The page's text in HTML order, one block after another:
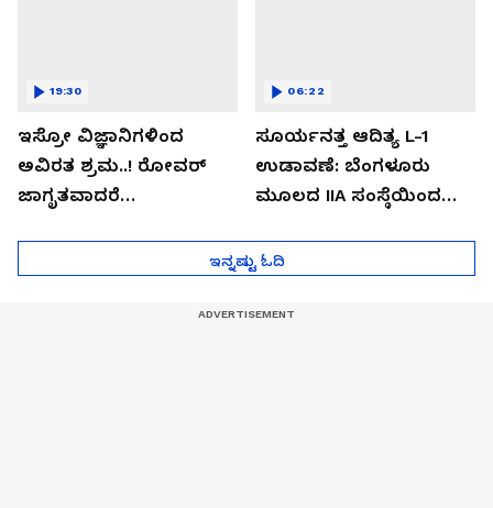
ಇಸ್ರೋ ವಿಜ್ಞಾನಿಗಳಿಂದ
ಅವಿರತ ಶ್ರಮ..! ರೋವರ್
ಜಾಗೃತವಾದರೆ
19:30
ಸೂರ್ಯನತ್ತ ಆದಿತ್ಯ L-1
ಉಡಾವಣೆ: ಬೆಂಗಳೂರು
ಮೂಲದ IIA ಸಂಸ್ಥೆಯಿಂದ
06:22
ಇನ್ನಷ್ಟು ಓದಿ